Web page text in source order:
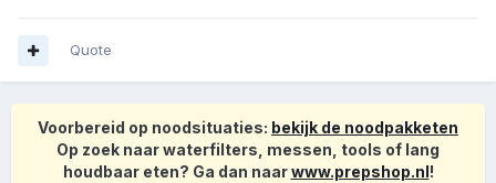
Quote
Voorbereid op noodsituaties: bekijk de noodpakketen
Op zoek naar waterfilters, messen, tools of lang
houdbaar eten? Ga dan naarwww.prepshop.nl!